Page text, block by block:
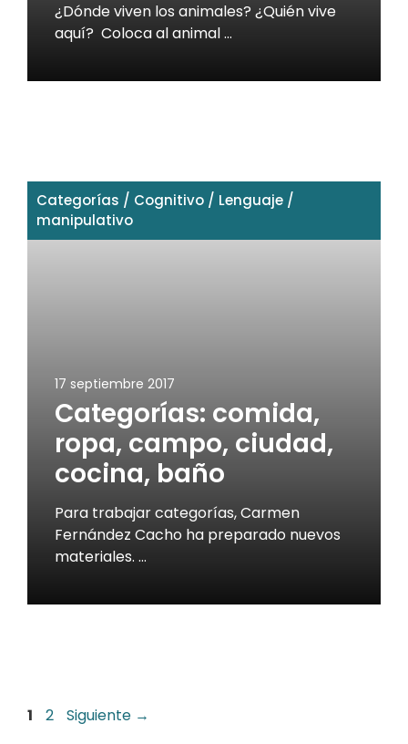
¿Dónde viven los animales? ¿Quién vive
aquí? Coloca al animal …
Categorías / Cognitivo / Lenguaje /
manipulativo
17 septiembre 2017
Categorías: comida,
ropa, campo, ciudad,
cocina, baño
Para trabajar categorías, Carmen
Fernández Cacho ha preparado nuevos
materiales. …
Página
1 Página
2 Siguiente →